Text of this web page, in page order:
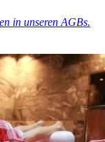
in unseren AGBs.